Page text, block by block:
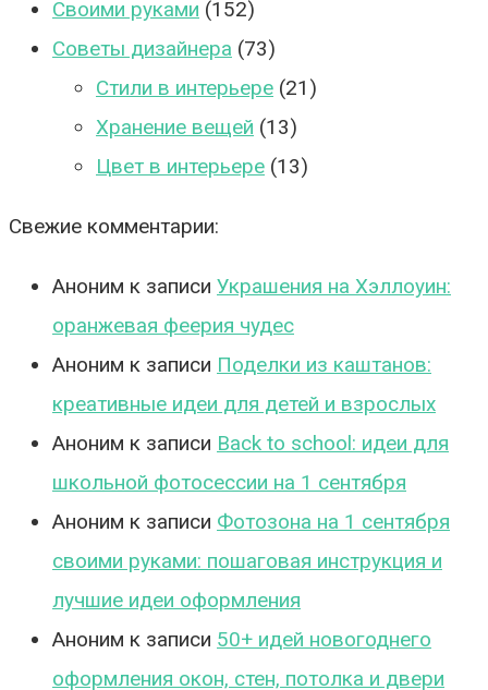
Своими руками (152)
Советы дизайнера (73)
Стили в интерьере (21)
Хранение вещей (13)
Цвет в интерьере (13)
Свежие комментарии:
Аноним к записи Украшения на Хэллоуин:
оранжевая феерия чудес
Аноним к записи Поделки из каштанов:
креативные идеи для детей и взрослых
Аноним к записи Back to school: идеи для
школьной фотосессии на 1 сентября
Аноним к записи Фотозона на 1 сентября
своими руками: пошаговая инструкция и
лучшие идеи оформления
Аноним к записи 50+ идей новогоднего
оформления окон, стен, потолка и двери